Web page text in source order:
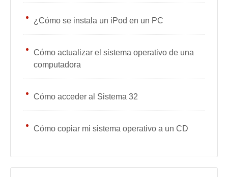
¿Cómo se instala un iPod en un PC
Cómo actualizar el sistema operativo de una
computadora
Cómo acceder al Sistema 32
Cómo copiar mi sistema operativo a un CD